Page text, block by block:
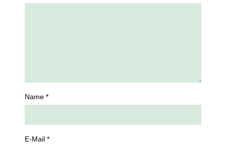
Name *
E-Mail *